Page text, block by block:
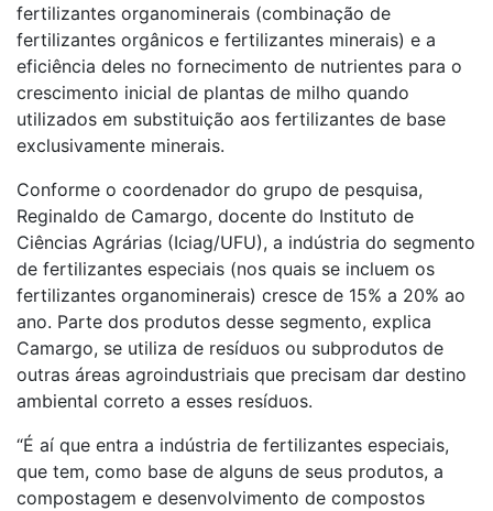
fertilizantes organominerais (combinação de
fertilizantes orgânicos e fertilizantes minerais) e a
eficiência deles no fornecimento de nutrientes para o
crescimento inicial de plantas de milho quando
utilizados em substituição aos fertilizantes de base
exclusivamente minerais.
Conforme o coordenador do grupo de pesquisa,
Reginaldo de Camargo, docente do Instituto de
Ciências Agrárias (Iciag/UFU), a indústria do segmento
de fertilizantes especiais (nos quais se incluem os
fertilizantes organominerais) cresce de 15% a 20% ao
ano. Parte dos produtos desse segmento, explica
Camargo, se utiliza de resíduos ou subprodutos de
outras áreas agroindustriais que precisam dar destino
ambiental correto a esses resíduos.
“É aí que entra a indústria de fertilizantes especiais,
que tem, como base de alguns de seus produtos, a
compostagem e desenvolvimento de compostos